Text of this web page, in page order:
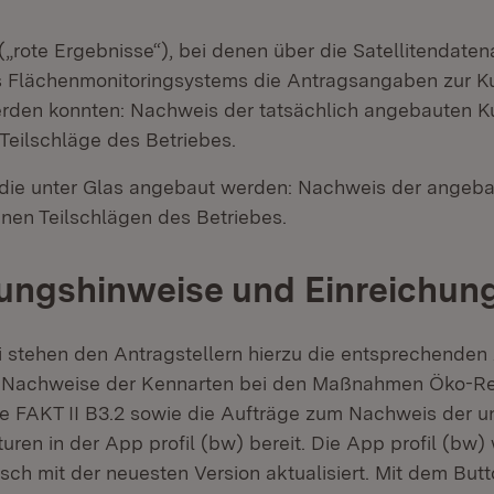
Ergebnisse“), bei denen über die
Flächenmonitoringsystems die Antragsangaben zur
konnten: Nachweis der tatsächlich angebauten
des Betriebes.
unter Glas angebaut werden: Nachweis der
Teilschlägen des Betriebes.
und
stehen den Antragstellern hierzu die
der Kennarten bei den Maßnahmen Öko-
FAKT II B3.2 sowie die Aufträge zum Nachweis der
in der App profil (bw) bereit. Die App profil (bw)
mit der neuesten Version aktualisiert. Mit dem